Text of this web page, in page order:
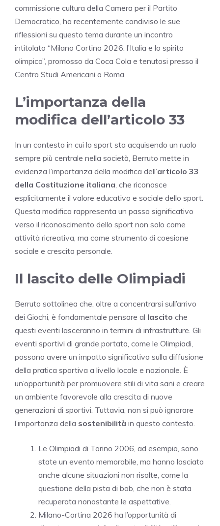
commissione cultura della Camera per il Partito
Democratico, ha recentemente condiviso le sue
riflessioni su questo tema durante un incontro
intitolato “Milano Cortina 2026: l’Italia e lo spirito
olimpico”, promosso da Coca Cola e tenutosi presso il
Centro Studi Americani a Roma.
L’importanza della
modifica dell’articolo 33
In un contesto in cui lo sport sta acquisendo un ruolo
sempre più centrale nella società, Berruto mette in
evidenza l’importanza della modifica dell’articolo 33
della Costituzione italiana , che riconosce
esplicitamente il valore educativo e sociale dello sport.
Questa modifica rappresenta un passo significativo
verso il riconoscimento dello sport non solo come
attività ricreativa, ma come strumento di coesione
sociale e crescita personale.
Il lascito delle Olimpiadi
Berruto sottolinea che, oltre a concentrarsi sull’arrivo
dei Giochi, è fondamentale pensare al lascito che
questi eventi lasceranno in termini di infrastrutture. Gli
eventi sportivi di grande portata, come le Olimpiadi,
possono avere un impatto significativo sulla diffusione
della pratica sportiva a livello locale e nazionale. È
un’opportunità per promuovere stili di vita sani e creare
un ambiente favorevole alla crescita di nuove
generazioni di sportivi. Tuttavia, non si può ignorare
l’importanza della sostenibilità in questo contesto.
Le Olimpiadi di Torino 2006, ad esempio, sono
state un evento memorabile, ma hanno lasciato
anche alcune situazioni non risolte, come la
questione della pista di bob, che non è stata
recuperata nonostante le aspettative.
Milano-Cortina 2026 ha l’opportunità di